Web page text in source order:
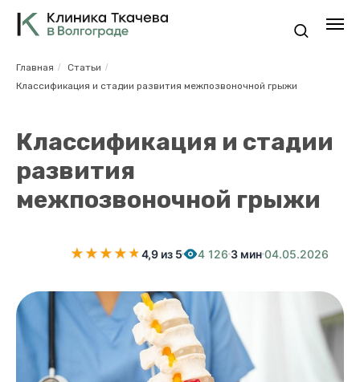
Главная / Статьи /
Классификация и стадии развития межпозвоночной грыжи
Классификация и стадии
развития
межпозвоночной грыжи
★ ★ ★ ★★
★ 4,9 из 5 4 126 3 мин04.05.2026